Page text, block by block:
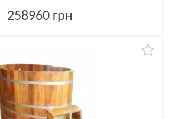
258960 грн